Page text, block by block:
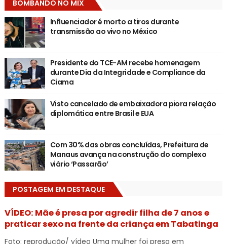
BOMBANDO NO MIX
Influenciador é morto a tiros durante
transmissão ao vivo no México
Presidente do TCE-AM recebe homenagem
durante Dia da Integridade e Compliance da
Ciama
Visto cancelado de embaixadora piora relação
diplomática entre Brasil e EUA
Com 30% das obras concluídas, Prefeitura de
Manaus avança na construção do complexo
viário ‘Passarão’
POSTAGEM EM DESTAQUE
VÍDEO: Mãe é presa por agredir filha de 7 anos e
praticar sexo na frente da criança em Tabatinga
Foto: reprodução/ vídeo Uma mulher foi presa em